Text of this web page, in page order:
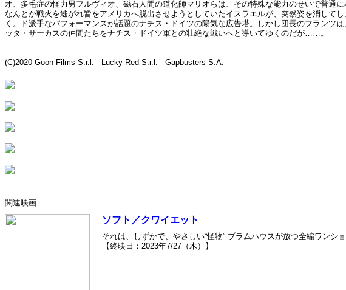
オ、多毛症の怪力男フルヴィオ、磁石人間の道化師マリオらは、その特殊な能力のせいで普通
なんとか戦火を逃がれ皆をアメリカへ脱出させようとしていたイスラエルが、突然姿を消して
く。ド派手なパフォーマンスが話題のナチス・ドイツの陽気な広告塔。しかし団長のフラン
ッタ・サーカスの仲間たちをナチス・ドイツ軍との壮絶な戦いへと導いてゆくのだが……。
(C)2020 Goon Films S.r.l. - Lucky Red S.r.l. - Gapbusters S.A.
関連映画
ソフト／クワイエット
それは、しずかで、やさしい“怪物” ブラムハウスが放つ全編ワンシ
【終映日：2023年7/27（木）】